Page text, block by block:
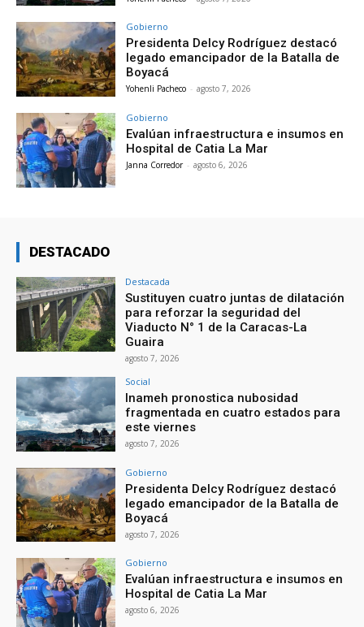
Gobierno
Presidenta Delcy Rodríguez destacó
legado emancipador de la Batalla de
Boyacá
Yohenli Pacheco - agosto 7, 2026
Gobierno
Evalúan infraestructura e insumos en
Hospital de Catia La Mar
Janna Corredor - agosto 6, 2026
DESTACADO
Destacada
Sustituyen cuatro juntas de dilatación
para reforzar la seguridad del
Viaducto N° 1 de la Caracas-La
Guaira
agosto 7, 2026
Social
Inameh pronostica nubosidad
fragmentada en cuatro estados para
este viernes
agosto 7, 2026
Gobierno
Presidenta Delcy Rodríguez destacó
legado emancipador de la Batalla de
Boyacá
agosto 7, 2026
Gobierno
Evalúan infraestructura e insumos en
Hospital de Catia La Mar
agosto 6, 2026